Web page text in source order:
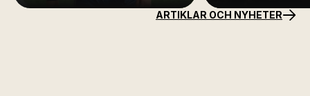
ARTIKLAR OCH NYHETER